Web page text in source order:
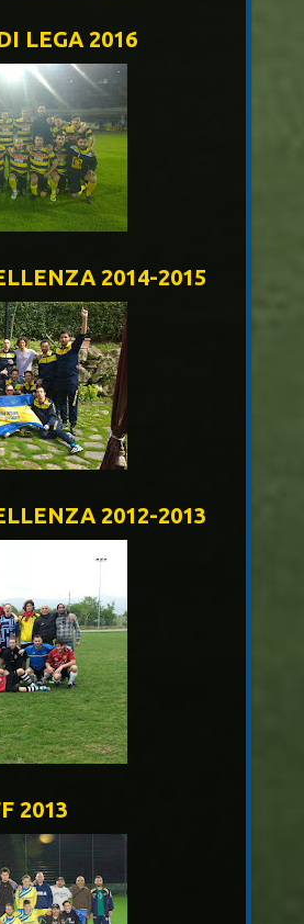
LEGA 2016
2014-2015
2012-2013
2013